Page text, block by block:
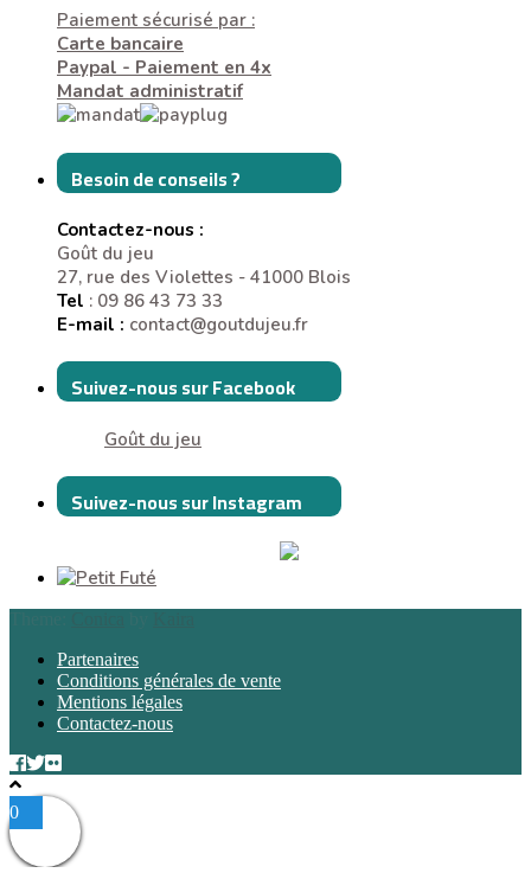
Paiement sécurisé par :
Carte bancaire
Paypal - Paiement en 4x
Mandat administratif
Besoin de conseils ?
Contactez-nous :
Goût du jeu
27, rue des Violettes - 41000 Blois
Tel : 09 86 43 73 33
E-mail : contact@goutdujeu.fr
Suivez-nous sur Facebook
Goût du jeu
Suivez-nous sur Instagram
Partenaires
Conditions générales de vente
Mentions légales
Contactez-nous
0